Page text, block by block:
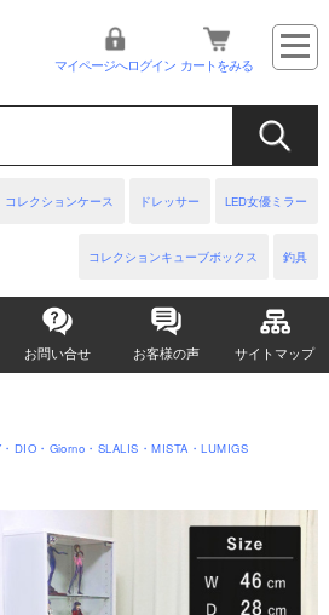
コレクションケース ドレッサー LED女優ミラー
コレクションキューブボックス 釣具
マイページへログイン カートをみる
お問い合せ お客様の声 サイトマップ
DIO・Giorno・SLALIS・MISTA・LUMIGS